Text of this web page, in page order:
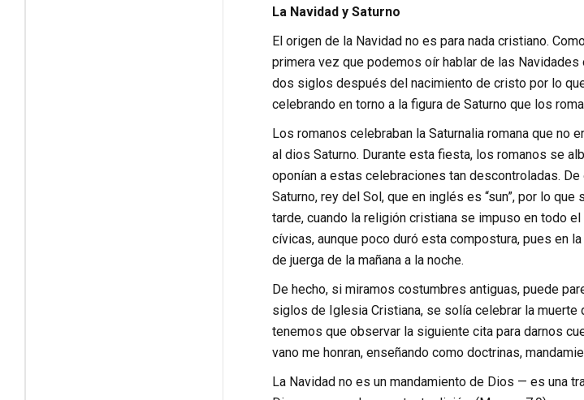
La Navidad y Saturno
El origen de la Navidad no es para nada cristiano.
primera vez que podemos oír hablar de las
dos siglos después del nacimiento de cristo por lo
celebrando en torno a la figura de Saturno que los
Los romanos celebraban la Saturnalia romana que
al dios Saturno. Durante esta fiesta, los romanos se
oponían a estas celebraciones tan descontroladas.
Saturno, rey del Sol, que en inglés es “sun”, por lo
tarde, cuando la religión cristiana se impuso en todo
cívicas, aunque poco duró esta compostura, pues en
de juerga de la mañana a la noche.
De hecho, si miramos costumbres antiguas, puede
siglos de Iglesia Cristiana, se solía celebrar la
tenemos que observar la siguiente cita para darnos
vano me honran, enseñando como doctrinas,
La Navidad no es un mandamiento de Dios — es una